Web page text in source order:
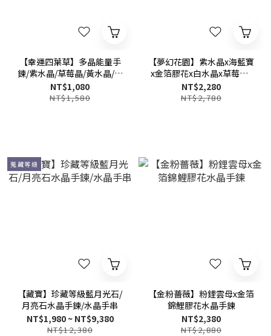
【幸運四葉草】多晶能量手
鍊/紫水晶/草莓晶/黃水晶/粉
水晶/葡萄石/月光石/銀曜石
NT$1,080
NT$1,580
【夢幻花園】紫水晶x海藍寶
x金箔膠花x白水晶x草莓晶x
紅膠花x黃螢石x雪花幽靈x粉
水晶x紫鋰雲母x綠鋰雲母x黑
NT$2,280
NT$2,780
蒐藏等級
【藏寶】珍藏等級藍月光石/
月亮石水晶手鍊/水晶手串
NT$1,980 ~ NT$9,380
NT$12,380
【金粉薔薇】粉鋰雲母x金箔
錦鯉膠花水晶手鍊
NT$2,380
NT$2,880